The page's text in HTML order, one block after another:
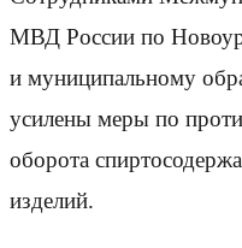
МВД России по
и муниципальному
усилены меры по
оборота
изделий.